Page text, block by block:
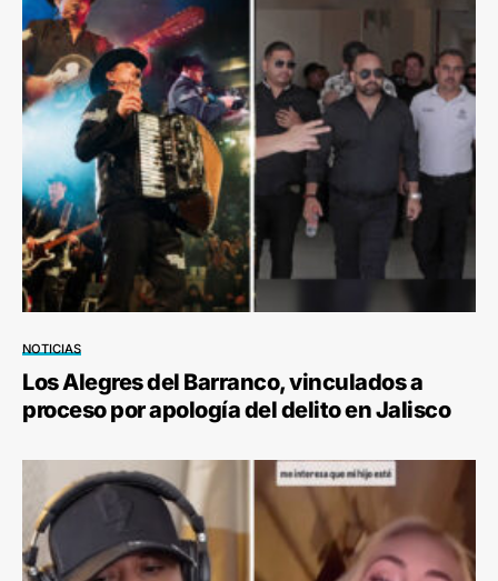
NOTICIAS
Los Alegres del Barranco, vinculados a
proceso por apología del delito en Jalisco